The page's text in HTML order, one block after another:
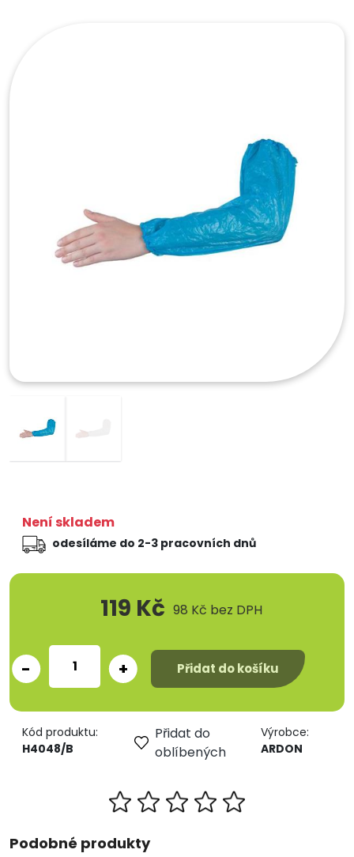
Není skladem
odesíláme do 2-3 pracovních dnů
119 Kč 98 Kč bez DPH
- + Přidat do košíku
Kód produktu:
H4048/B
Přidat do
oblíbených
Výrobce:
ARDON
Podobné produkty